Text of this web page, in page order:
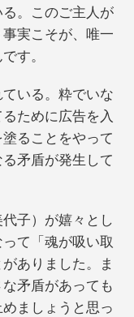
。このご主人が
事実こそが、唯一
す。
いる。粋でいな
ために広告を入
ることをやって
矛盾が発生して
子）が嬉々とし
て「魂が吸い取
ありました。ま
矛盾があっても
ましょうと思っ